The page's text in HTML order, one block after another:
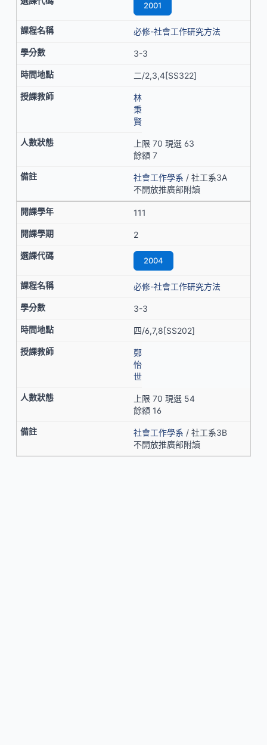
2001
必修-社會工作研究方法
3-3
二/2,3,4[SS322]
林
秉
賢
上限 70 現選 63
餘額 7
社會工作學系 / 社工系3A
不開放推廣部附讀
111
2
2004
必修-社會工作研究方法
3-3
四/6,7,8[SS202]
鄭
怡
世
上限 70 現選 54
餘額 16
社會工作學系 / 社工系3B
不開放推廣部附讀